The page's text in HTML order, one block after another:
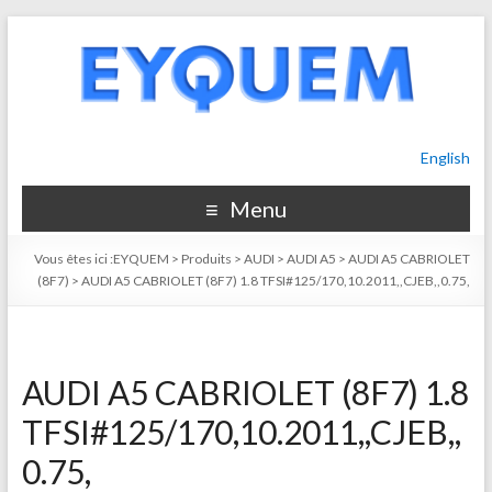
English
Menu
Vous êtes ici :EYQUEM > Produits >AUDI >AUDI A5 >AUDI A5 CABRIOLET
(8F7) >AUDI A5 CABRIOLET (8F7) 1.8 TFSI#125/170,10.2011,,CJEB,,0.75,
AUDI A5 CABRIOLET (8F7) 1.8
TFSI#125/170,10.2011,,CJEB,,
0.75,